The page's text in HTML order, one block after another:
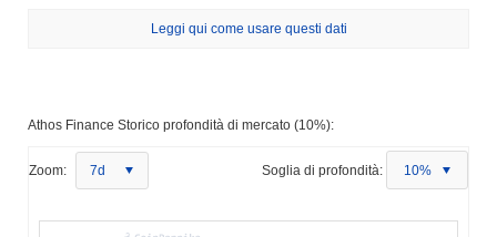
Leggi qui come usare questi dati
Athos Finance Storico profondità di mercato (10%):
Zoom: 7d Soglia di profondità: 10%